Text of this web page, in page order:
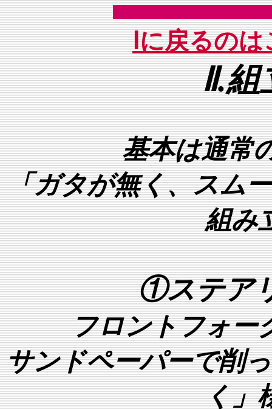
Ⅰに戻るの
Ⅱ.組
基本は通常
「ガタが無く、スム
組み
①ステア
フロントフォー
サンドペーパーで削
く」